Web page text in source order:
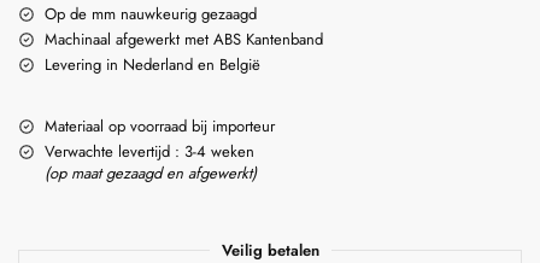
Op de mm nauwkeurig gezaagd
Machinaal afgewerkt met ABS Kantenband
Levering in Nederland en België
Materiaal op voorraad bij importeur
Verwachte levertijd : 3-4 weken
(op maat gezaagd en afgewerkt)
Veilig betalen